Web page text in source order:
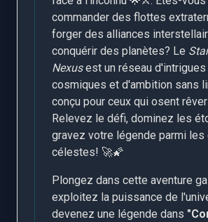
commander des flottes
forger des alliances
conquérir des planètes? Le
Nexusest un réseau d'intrigues
cosmiques et d'ambition sans
conçu pour ceux qui osent
Relevez le défi, dominez les
gravez votre légende parmi les
célestes! 🚀🌠
Plongez dans cette aventure
exploitez la puissance de
devenez une légende dans